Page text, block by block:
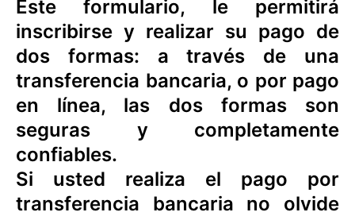
Este formulario, le permitirá
inscribirse y realizar su pago de
dos formas: a través de una
transferencia bancaria, o por pago
en línea, las dos formas son
seguras y completamente
confiables.
Si usted realiza el pago por
transferencia bancaria no olvide